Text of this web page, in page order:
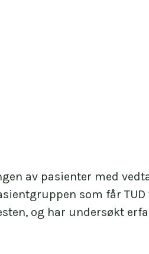
av pasienter med
som får
og har undersøkt